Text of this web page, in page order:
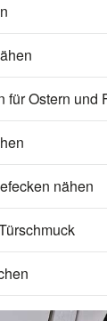
für Ostern und
nähen